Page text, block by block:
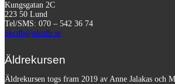
Kungsgatan 2C
223 50 Lund
Tel/SMS: 070 – 542 36 74
nkcdb@nkcdb.se
Äldrekursen
Äldrekursen togs fram 2019 av Anne Jalakas och